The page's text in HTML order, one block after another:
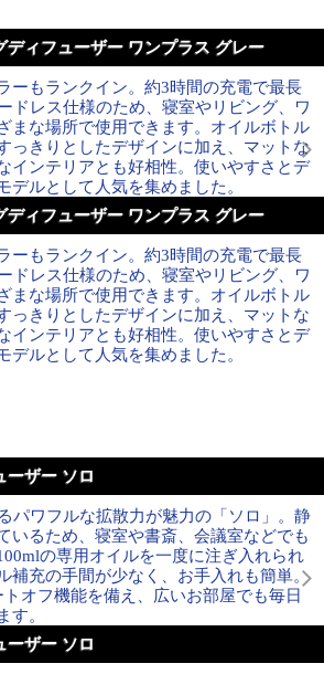
ィフューザー ワンプラス グレー
ーもランクイン。約3時間の充電で最長
ドレス仕様のため、寝室やリビング、ワ
まな場所で使用できます。オイルボトル
っきりとしたデザインに加え、マットな
インテリアとも好相性。使いやすさとデ
デルとして人気を集めました。
ィフューザー ワンプラス グレー
ーもランクイン。約3時間の充電で最長
ドレス仕様のため、寝室やリビング、ワ
まな場所で使用できます。オイルボトル
っきりとしたデザインに加え、マットな
インテリアとも好相性。使いやすさとデ
デルとして人気を集めました。
ザー ソロ
パワフルな拡散力が魅力の「ソロ」。静
いるため、寝室や書斎、会議室などでも
の専用オイルを一度に注ぎ入れられ
補充の手間が少なく、お手入れも簡単。
オフ機能を備え、広いお部屋でも毎日
す。
ザー ソロ